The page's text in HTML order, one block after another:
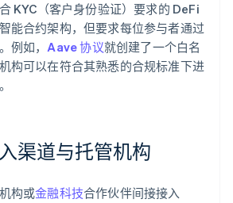
KYC（客户身份验证）要求的 DeFi
能合约架构，但要求每位参与者通过
例如，Aave 协议就创建了一个白名
构可以在符合其熟悉的合规标准下进
渠道与托管机构
构或金融科技合作伙伴间接接入